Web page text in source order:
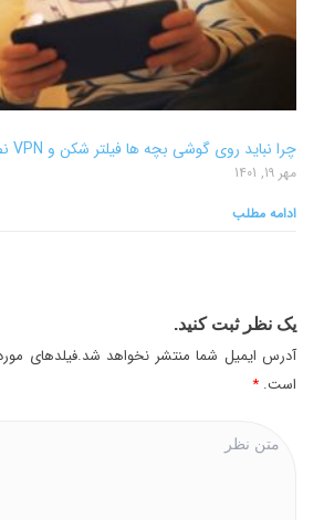
چرا نباید روی گوشی بچه ها فیلتر شکن و VPN نصب باشد؟
مهر 19, 1401
ادامه مطلب
یک نظر ثبت کنید.
آدرس ایمیل شما منتشر نخواهد شد.فیلدهای
است. *